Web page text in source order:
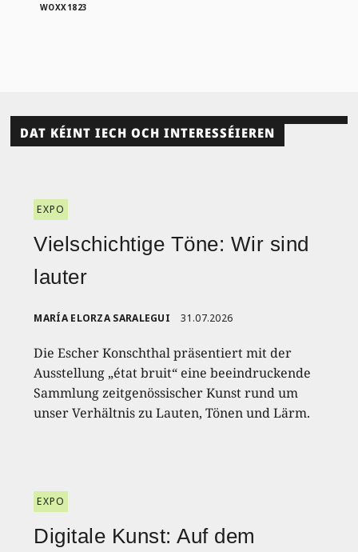
WOXX1823
DAT KÉINT IECH OCH INTERESSÉIEREN
EXPO
Vielschichtige Töne: Wir sind
lauter
MARÍA ELORZA SARALEGUI 31.07.2026
Die Escher Konschthal präsentiert mit der
Ausstellung „état bruit“ eine beeindruckende
Sammlung zeitgenössischer Kunst rund um
unser Verhältnis zu Lauten, Tönen und Lärm.
EXPO
Digitale Kunst: Auf dem